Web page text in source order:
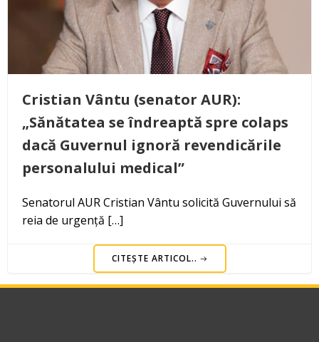
Cristian Vântu (senator AUR):
„Sănătatea se îndreaptă spre colaps
dacă Guvernul ignoră revendicările
personalului medical”
Senatorul AUR Cristian Vântu solicită Guvernului să
reia de urgență […]
CITEȘTE ARTICOL..